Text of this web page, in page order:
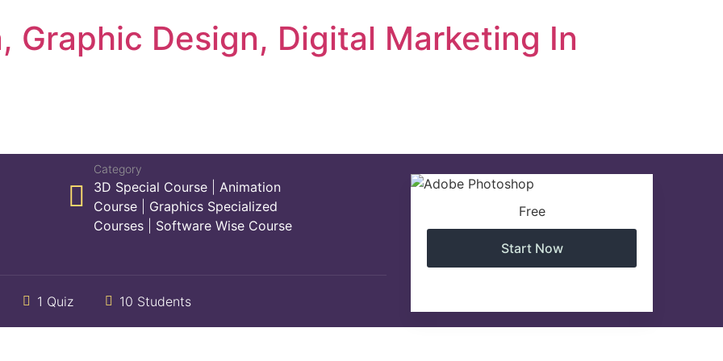
Graphic Design, Digital Marketing In
Category
3D Special Course
Animation
Course
Graphics Specialized
Courses
Software Wise Course
1 Quiz 10 Students
Free
Start Now